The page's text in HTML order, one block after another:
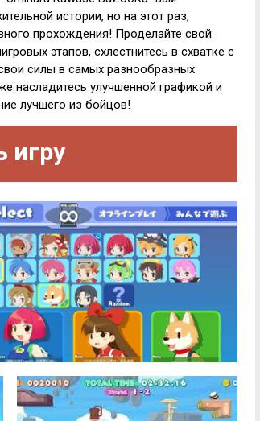
истории, но на этот раз,
прохождения! Проделайте свой
этапов, схлестнитесь в схватке с
силы в самых разнообразных
насладитесь улучшенной графикой и
лучшего из бойцов!
игру